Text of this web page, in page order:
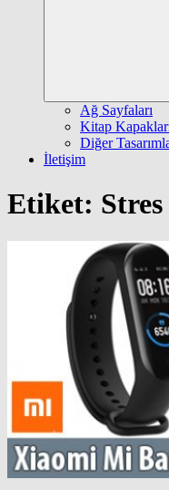
Ağ Sayfaları
Kitap
Diğer
İletişim
Etiket: